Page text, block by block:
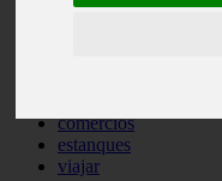
comercios
estanques
viajar